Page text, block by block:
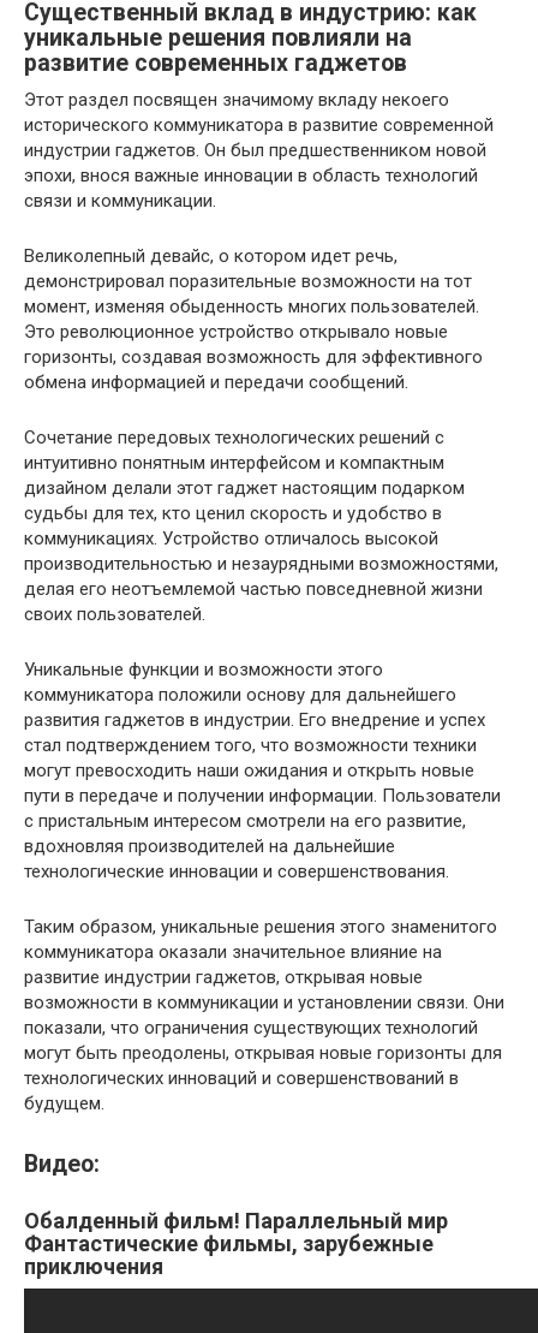
Существенный вклад в индустрию: как
уникальные решения повлияли на
развитие современных гаджетов
Этот раздел посвящен значимому вкладу некоего
исторического коммуникатора в развитие современной
индустрии гаджетов. Он был предшественником новой
эпохи, внося важные инновации в область технологий
связи и коммуникации.
Великолепный девайс, о котором идет речь,
демонстрировал поразительные возможности на тот
момент, изменяя обыденность многих пользователей.
Это революционное устройство открывало новые
горизонты, создавая возможность для эффективного
обмена информацией и передачи сообщений.
Сочетание передовых технологических решений с
интуитивно понятным интерфейсом и компактным
дизайном делали этот гаджет настоящим подарком
судьбы для тех, кто ценил скорость и удобство в
коммуникациях. Устройство отличалось высокой
производительностью и незаурядными возможностями,
делая его неотъемлемой частью повседневной жизни
своих пользователей.
Уникальные функции и возможности этого
коммуникатора положили основу для дальнейшего
развития гаджетов в индустрии. Его внедрение и успех
стал подтверждением того, что возможности техники
могут превосходить наши ожидания и открыть новые
пути в передаче и получении информации. Пользователи
с пристальным интересом смотрели на его развитие,
вдохновляя производителей на дальнейшие
технологические инновации и совершенствования.
Таким образом, уникальные решения этого знаменитого
коммуникатора оказали значительное влияние на
развитие индустрии гаджетов, открывая новые
возможности в коммуникации и установлении связи. Они
показали, что ограничения существующих технологий
могут быть преодолены, открывая новые горизонты для
технологических инноваций и совершенствований в
будущем.
Видео:
Обалденный фильм! Параллельный мир
Фантастические фильмы, зарубежные
приключения